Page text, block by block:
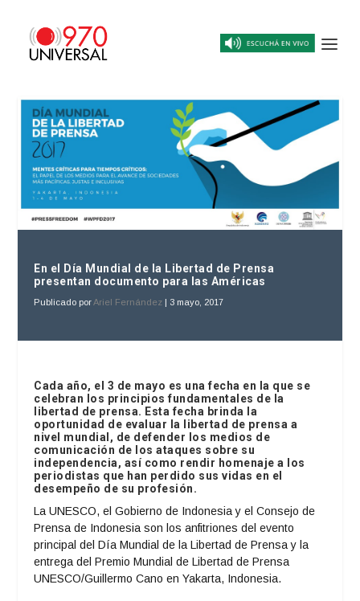
En el Día Mundial de la Libertad de Prensa
presentan documento para las Américas
Publicado porAriel Fernández | 3 mayo, 2017
Cada año, el 3 de mayo es una fecha en la que se
celebran los principios fundamentales de la
libertad de prensa. Esta fecha brinda la
oportunidad de evaluar la libertad de prensa a
nivel mundial, de defender los medios de
comunicación de los ataques sobre su
independencia, así como rendir homenaje a los
periodistas que han perdido sus vidas en el
desempeño de su profesión.
La UNESCO, el Gobierno de Indonesia y el Consejo de
Prensa de Indonesia son los anfitriones del evento
principal del Día Mundial de la Libertad de Prensa y la
entrega del Premio Mundial de Libertad de Prensa
UNESCO/Guillermo Cano en Yakarta, Indonesia.